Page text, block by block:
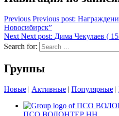
Previous Previous post:
Новосибирск”
Next Next post: Дима Чекулаев (
Search for:
Группы
Новые | Активные | Популярные |
ПСО ВОЛОНТЕР НН